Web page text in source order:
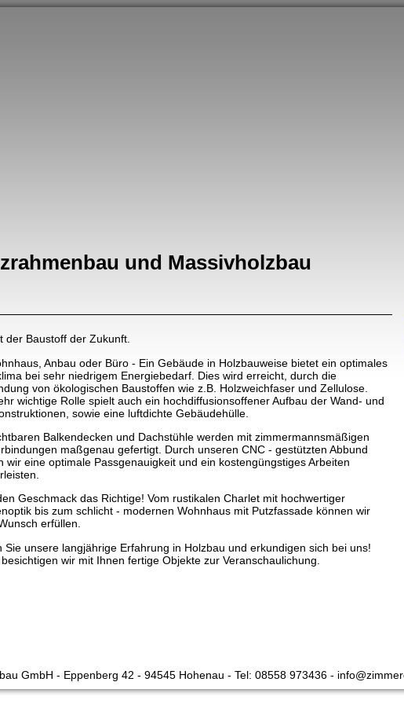
und Massivholzbau
der Baustoff der Zukunft.
Anbau oder Büro - Ein Gebäude in Holzbauweise bietet ein optimales
bei sehr niedrigem Energiebedarf. Dies wird erreicht, durch die
von ökologischen Baustoffen wie z.B. Holzweichfaser und Zellulose.
wichtige Rolle spielt auch ein hochdiffusionsoffener Aufbau der Wand- und
sowie eine luftdichte Gebäudehülle.
Balkendecken und Dachstühle werden mit zimmermannsmäßigen
maßgenau gefertigt. Durch unseren CNC - gestützten Abbund
wir eine optimale Passgenauigkeit und ein kostengüngstiges Arbeiten
Geschmack das Richtige! Vom rustikalen Charlet mit hochwertiger
bis zum schlicht - modernen Wohnhaus mit Putzfassade können wir
erfüllen.
Sie unsere langjährige Erfahrung in Holzbau und erkundigen sich bei uns!
wir mit Ihnen fertige Objekte zur Veranschaulichung.
GmbH - Eppenberg 42 - 94545 Hohenau - Tel: 08558 973436 -